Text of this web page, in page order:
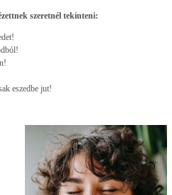
szeretnél tekinteni:
eszedbe jut!